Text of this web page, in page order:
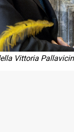
Vittoria